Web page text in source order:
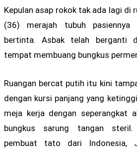
Kepulan asap rokok tak ada lagi di
(36) merajah tubuh pasiennya
bertinta. Asbak telah berganti
tempat membuang bungkus
Ruangan bercat putih itu kini
dengan kursi panjang yang
meja kerja dengan seperangkat
bungkus sarung tangan steril.
pembuat tato dari Indonesia,